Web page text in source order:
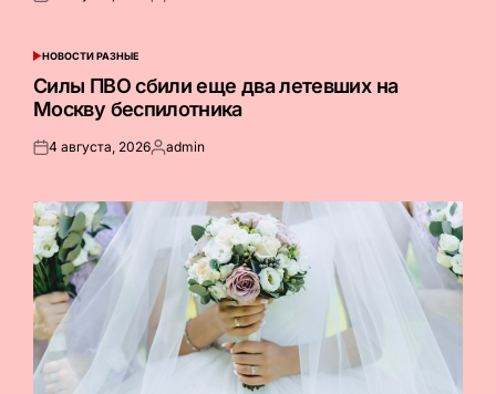
ОПУБЛИКОВАНО
В
НОВОСТИ РАЗНЫЕ
Силы ПВО сбили еще два летевших на
Москву беспилотника
Опубликовано
4 августа, 2026Запись
admin